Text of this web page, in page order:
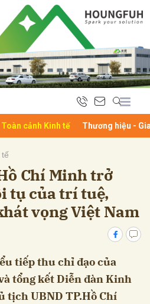
Toàn cảnh Kinh tế Thương hiệu -
tế
Chí Minh trở
tụ của trí tuệ,
vọng Việt Nam
tiếp thu chỉ đạo của
tổng kết Diễn đàn Kinh
tịch UBND TP.Hồ Chí
Hủy